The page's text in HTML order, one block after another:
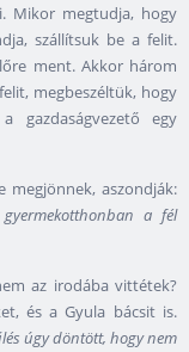
Mikor megtudja, hogy
szállítsuk be a felit.
ment. Akkor három
megbeszéltük, hogy
egy
megjönnek, aszondják:
a fél
az irodába vittétek?
és a Gyula bácsit is.
úgy döntött, hogy nem